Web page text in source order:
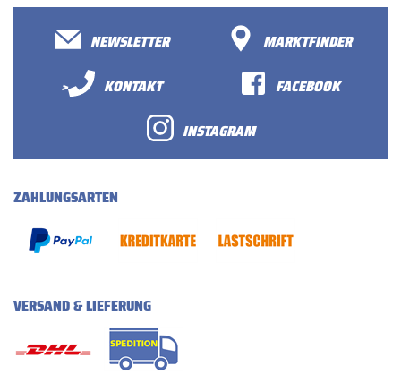
NEWSLETTER
MARKTFINDER
>
KONTAKT
FACEBOOK
INSTAGRAM
ZAHLUNGSARTEN
VERSAND & LIEFERUNG